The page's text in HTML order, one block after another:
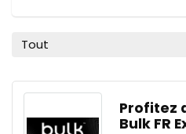
Tout
Profitez
Bulk FR